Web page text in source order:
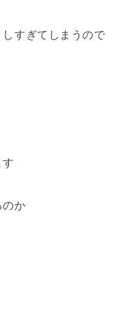
すぎてしまうので
のか